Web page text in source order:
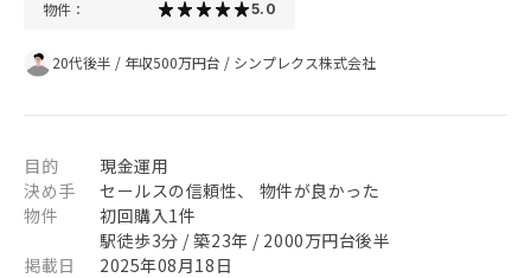
物件： 5.0
20代後半 / 年収500万円台 / シンプレクス株式会社
目的
現金運用
決め手
セールスの信頼性、 物件が良かった
物件
初回購入1件
駅徒歩3分 / 築23年 / 2000万円台後半
掲載日
2025年08月18日